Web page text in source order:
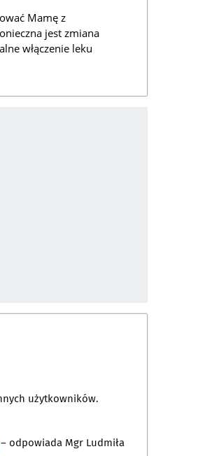
Mamę z
jest zmiana
włączenie leku
użytkowników.
– odpowiada Mgr Ludmiła